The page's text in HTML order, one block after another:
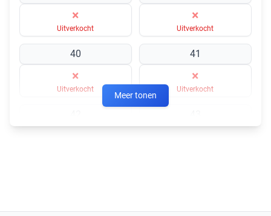
×
Uitverkocht
×
Uitverkocht
40
×
Uitverkocht
41
×
Uitverkocht
Uitverkocht Uitverkocht
Meer tonen